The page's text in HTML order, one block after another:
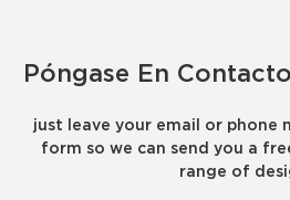
Póngase En
just leave your email or phone
form so we can send you a
range of